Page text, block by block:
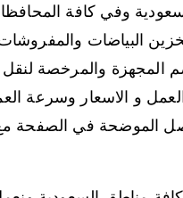
وفي كافة
البياضات
والمرخصة لنقل
و الاسعار وسرعة
الموضحة في الصفحة